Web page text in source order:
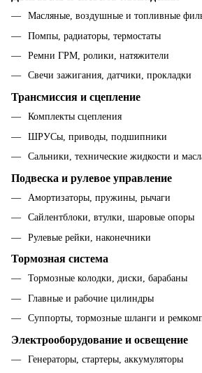
Масляные, воздушные и топливные
Помпы, радиаторы, термостаты
Ремни ГРМ, ролики, натяжители
Свечи зажигания, датчики, прокладки
Трансмиссия и сцепление
Комплекты сцепления
ШРУСы, приводы, подшипники
Сальники, технические жидкости и
Подвеска и рулевое управление
Амортизаторы, пружины, рычаги
Сайлентблоки, втулки, шаровые опоры
Рулевые рейки, наконечники
Тормозная система
Тормозные колодки, диски, барабаны
Главные и рабочие цилиндры
Суппорты, тормозные шланги и
Электрооборудование и освещение
Генераторы, стартеры, аккумуляторы